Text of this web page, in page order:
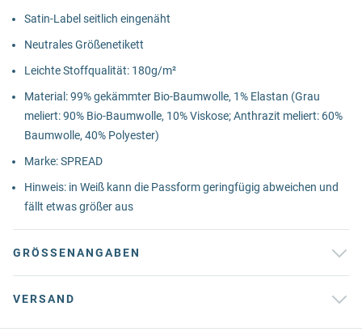
Satin-Label seitlich eingenäht
Neutrales Größenetikett
Leichte Stoffqualität: 180g/m²
Material: 99% gekämmter Bio-Baumwolle, 1% Elastan (Grau
meliert: 90% Bio-Baumwolle, 10% Viskose; Anthrazit meliert: 60%
Baumwolle, 40% Polyester)
Marke: SPREAD
Hinweis: in Weiß kann die Passform geringfügig abweichen und
fällt etwas größer aus
GRÖSSENANGABEN
VERSAND